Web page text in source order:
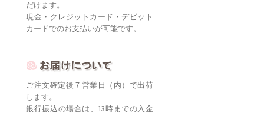
だけます。
現金・クレジットカード・デビット
カードでのお支払いが可能です。
ご注文確定後７営業日（内）で出荷
します。
銀行振込の場合は、13時までの入金